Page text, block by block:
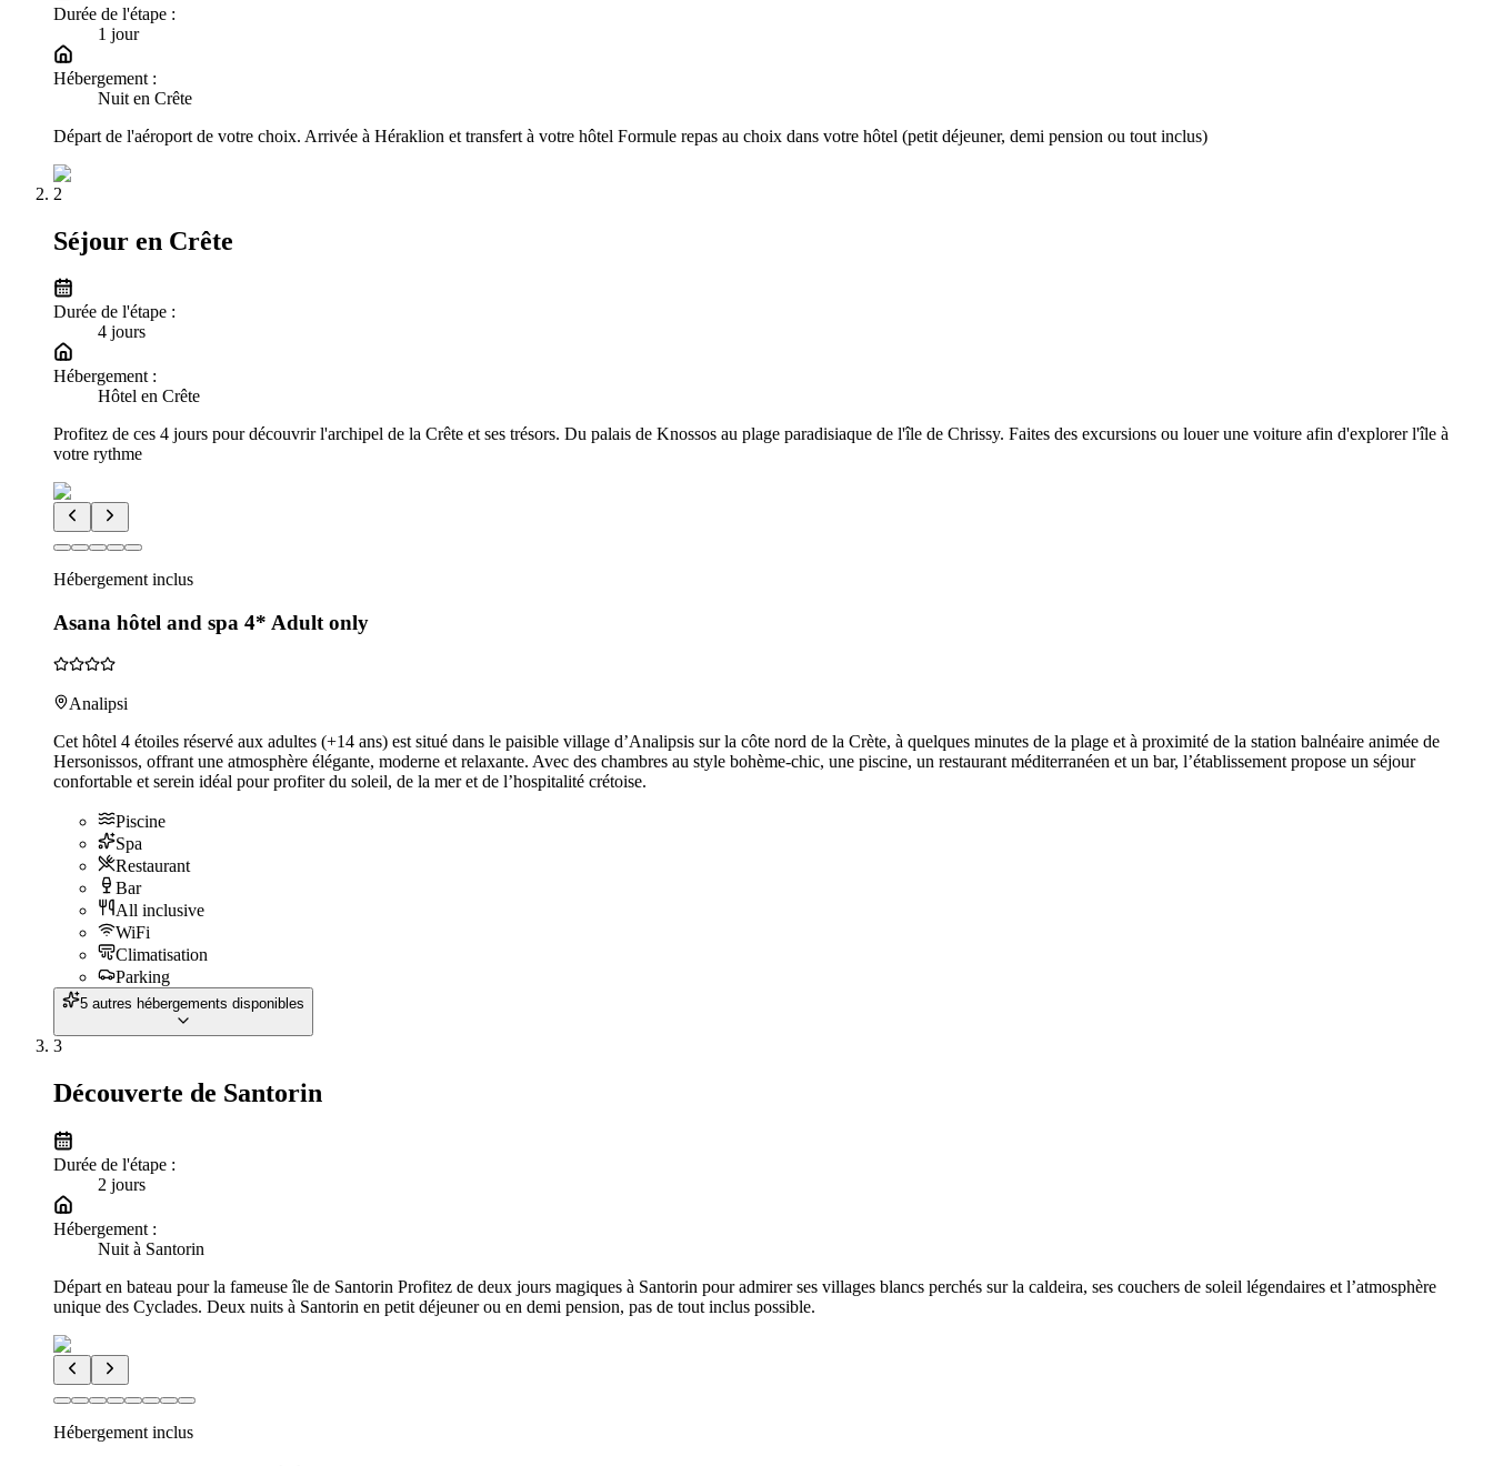
Durée de l'étape :
1 jour
Hébergement :
Nuit en Crête
Départ de l'aéroport de votre choix. Arrivée à Héraklion et transfert à votre hôtel Formule repas au choix dans votre hôtel (petit déjeuner, demi pension ou tout inclus)
2
Séjour en Crête
Durée de l'étape :
4 jours
Hébergement :
Hôtel en Crête
Profitez de ces 4 jours pour découvrir l'archipel de la Crête et ses trésors. Du palais de Knossos au plage paradisiaque de l'île de Chrissy. Faites des excursions ou louer une voiture afin d'explorer l'île à
votre rythme
Hébergement inclus
Asana hôtel and spa 4* Adult only
Analipsi
Cet hôtel 4 étoiles réservé aux adultes (+14 ans) est situé dans le paisible village d’Analipsis sur la côte nord de la Crète, à quelques minutes de la plage et à proximité de la station balnéaire animée de
Hersonissos, offrant une atmosphère élégante, moderne et relaxante. Avec des chambres au style bohème-chic, une piscine, un restaurant méditerranéen et un bar, l’établissement propose un séjour
confortable et serein idéal pour profiter du soleil, de la mer et de l’hospitalité crétoise.
Piscine
Spa
Restaurant
Bar
All inclusive
WiFi
Climatisation
Parking
5 autres hébergements disponibles
3
Découverte de Santorin
Durée de l'étape :
2 jours
Hébergement :
Nuit à Santorin
Départ en bateau pour la fameuse île de Santorin Profitez de deux jours magiques à Santorin pour admirer ses villages blancs perchés sur la caldeira, ses couchers de soleil légendaires et l’atmosphère
unique des Cyclades. Deux nuits à Santorin en petit déjeuner ou en demi pension, pas de tout inclus possible.
Hébergement inclus